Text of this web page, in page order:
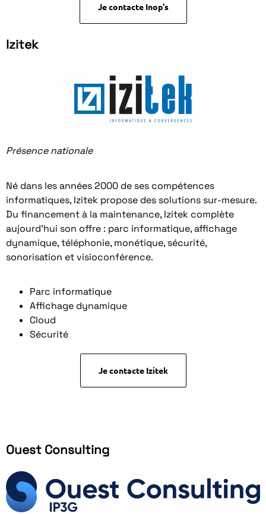
Je contacte Inop's
Izitek
Présence nationale
Né dans les années 2000 de ses compétences
informatiques, Izitek propose des solutions sur-mesure.
Du financement à la maintenance, Izitek complète
aujourd’hui son offre : parc informatique, affichage
dynamique, téléphonie, monétique, sécurité,
sonorisation et visioconférence.
Parc informatique
Affichage dynamique
Cloud
Sécurité
Je contacte Izitek
Ouest Consulting